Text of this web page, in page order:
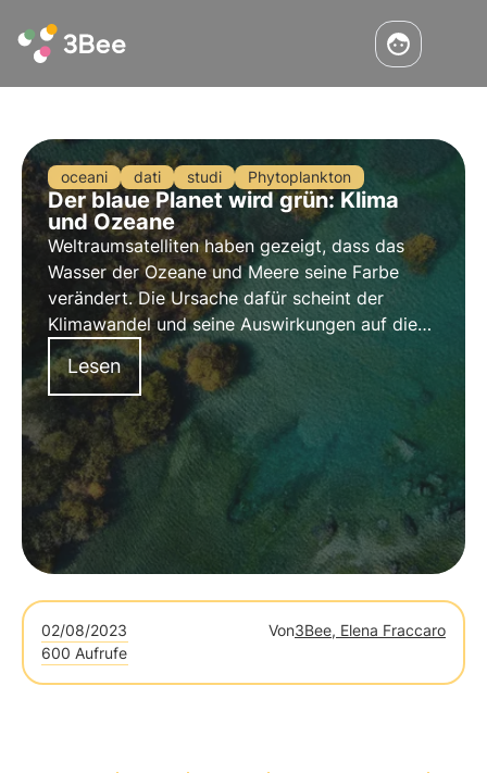
oceani dati studi Phytoplankton
Der blaue Planet wird grün: Klima
und Ozeane
Weltraumsatelliten haben gezeigt, dass das
Wasser der Ozeane und Meere seine Farbe
verändert. Die Ursache dafür scheint der
Klimawandel und seine Auswirkungen auf die
pflanzlichen Ökosysteme in den Gewässern zu
sein. Erfahren Sie mehr über dieses Phänomen
in diesem Artikel.
Lesen
02/08/2023 Von3Bee, Elena Fraccaro
600 Aufrufe